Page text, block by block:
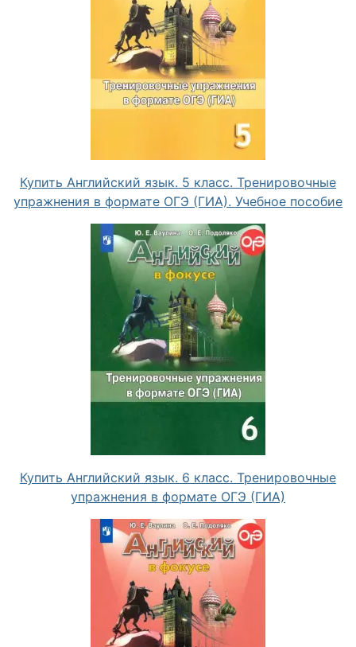
Купить Английский язык. 5 класс. Тренировочные
упражнения в формате ОГЭ (ГИА). Учебное пособие
Купить Английский язык. 6 класс. Тренировочные
упражнения в формате ОГЭ (ГИА)